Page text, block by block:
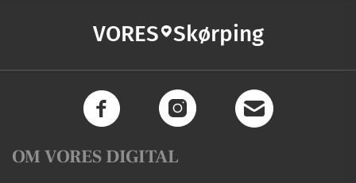
VORES Skørping
OM VORES DIGITAL